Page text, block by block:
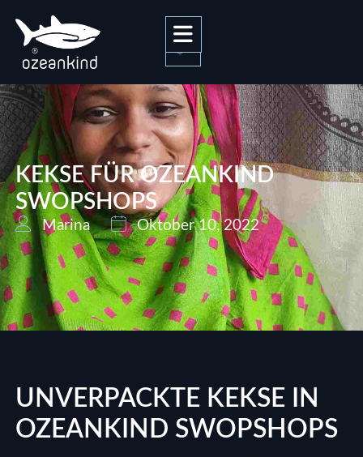
0
KEKSE FÜR OZEANKIND
SWOPSHOPS
Marina Oktober 10, 2022
UNVERPACKTE KEKSE IN
OZEANKIND SWOPSHOPS